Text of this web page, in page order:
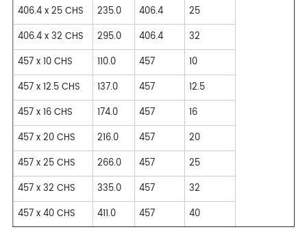
406.4 x 25 CHS 235.0 406.4
25
406.4 x 32 CHS
295.0 406.4
32
457 x 10 CHS
110.0 457
10
457 x 12.5 CHS
137.0 457
12.5
457 x 16 CHS
174.0 457
16
457 x 20 CHS
216.0 457
20
457 x 25 CHS
266.0 457
25
457 x 32 CHS
335.0 457
32
457 x 40 CHS
411.0 457 40